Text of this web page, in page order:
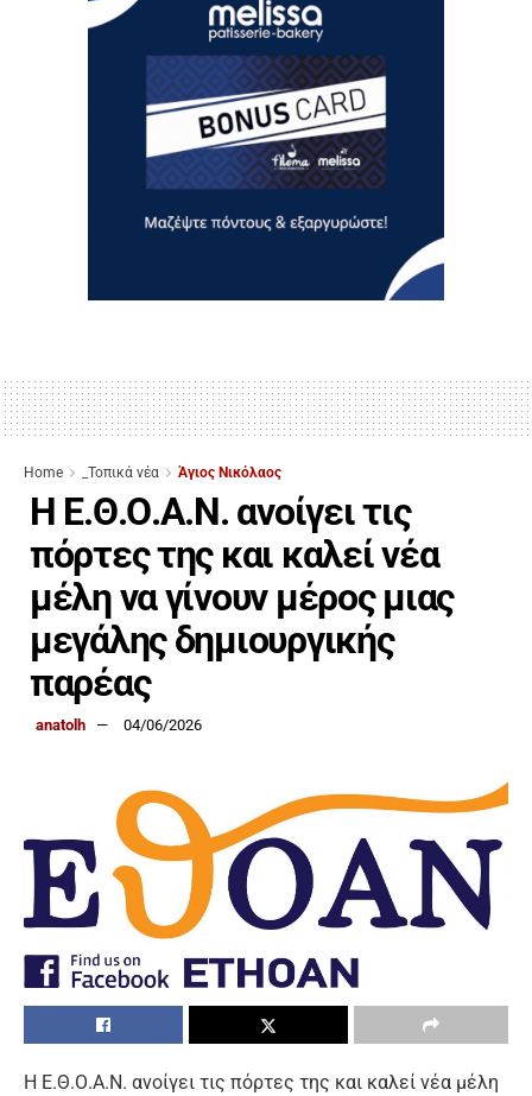
Home _Τοπικά νέα Άγιος Νικόλαος
Η Ε.Θ.Ο.Α.Ν. ανοίγει τις
πόρτες της και καλεί νέα
μέλη να γίνουν μέρος μιας
μεγάλης δημιουργικής
παρέας
anatolh 04/06/2026
Η Ε.Θ.Ο.Α.Ν. ανοίγει τις πόρτες της και καλεί νέα μέλη